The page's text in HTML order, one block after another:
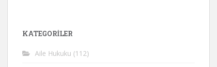
KATEGORİLER
Aile Hukuku (112)